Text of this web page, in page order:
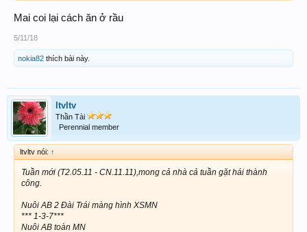
Mai coi lại cách ăn ở rầu
5/11/18
nokia82 thích bài này.
ltvltv
Thần Tài
Perennial member
ltvltv nói: ↑
Tuần mới (T2.05.11 - CN.11.11),mong cả nhà cả tuần gặt hái thành
công.
Nuôi AB 2 Đài Trái màng hình XSMN
*** 1-3-7***
Nuôi AB toàn MN